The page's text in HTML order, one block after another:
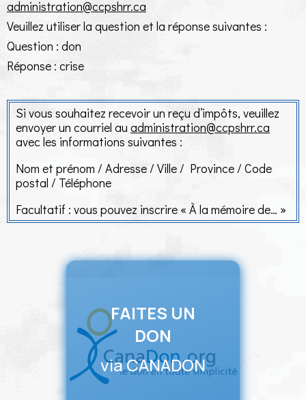
administration@ccpshrr.ca
Veuillez utiliser la question et la réponse suivantes :
Question : don
Réponse : crise
Si vous souhaitez recevoir un reçu d’impôts, veuillez
envoyer un courriel au administration@ccpshrr.ca
avec les informations suivantes :
Nom et prénom / Adresse / Ville / Province / Code
postal / Téléphone
Facultatif : vous pouvez inscrire « À la mémoire de… »
FAITES UN
DON
via CANADON